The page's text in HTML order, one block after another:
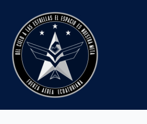
contenido